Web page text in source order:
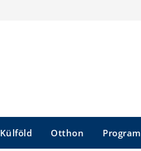
Külföld Otthon Program